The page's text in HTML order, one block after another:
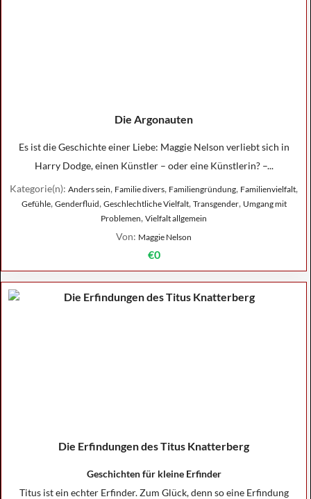
Die Argonauten
Es ist die Geschichte einer Liebe: Maggie Nelson verliebt sich in
Harry Dodge, einen Künstler – oder eine Künstlerin? –...
Kategorie(n): Anders sein, Familie divers, Familiengründung, Familienvielfalt,
Gefühle, Genderfluid, Geschlechtliche Vielfalt, Transgender, Umgang mit
Problemen, Vielfalt allgemein
Von: Maggie Nelson
€0
Die Erfindungen des Titus Knatterberg
Geschichten für kleine Erfinder
Titus ist ein echter Erfinder. Zum Glück, denn so eine Erfindung